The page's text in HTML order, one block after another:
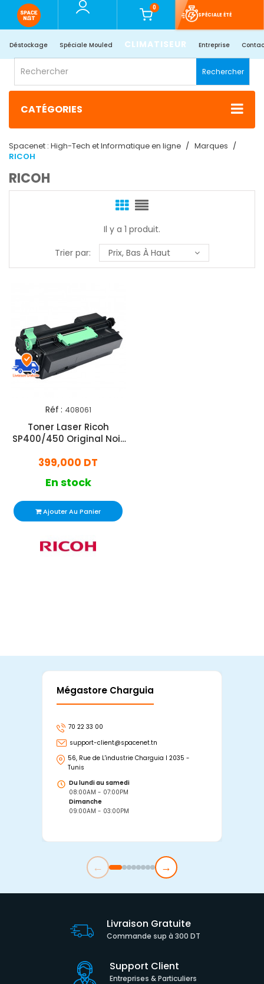
0
SPÉCIALE ÉTÉ
Déstockage Spéciale Mouled CLIMATISEUR Entreprise
Rechercher
CATÉGORIES
Spacenet : High-Tech et Informatique en ligne
Marques
RICOH
RICOH
Il y a 1 produit.
Trier par:
Prix, Bas À Haut
Réf : 408061
Toner Laser Ricoh
SP400/450 Original Noir
399,000 DT
En stock
Ajouter Au Panier
Mégastore Charguia
70 22 33 00
support-client@spacenet.tn
56, Rue de L'industrie Charguia I 2035 -
Tunis
Du lundi au samedi
08:00AM - 07:00PM
Dimanche
09:00AM - 03:00PM
← →
Livraison Gratuite
Commande sup à 300 DT
Support Client
Entreprises & Particuliers